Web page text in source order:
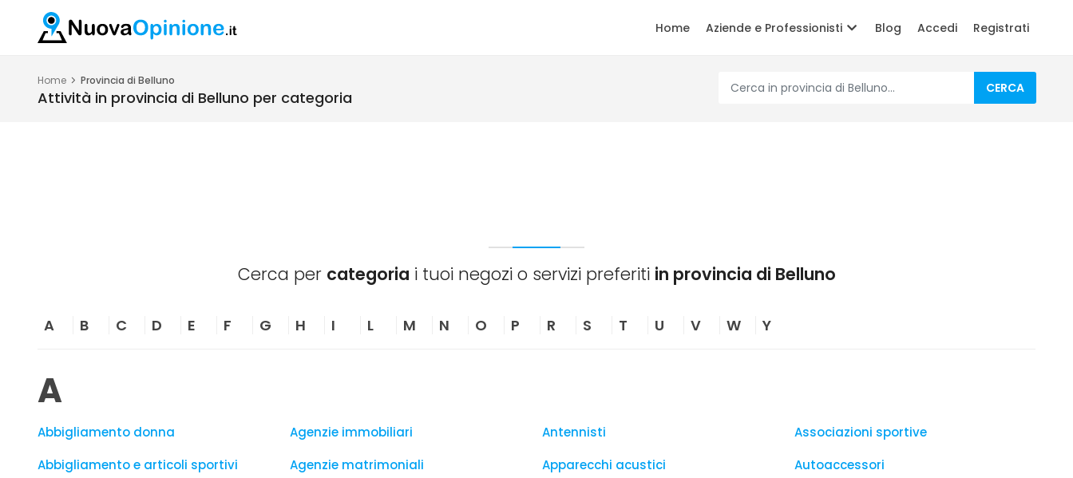
Home Aziende e Professionisti Blog Accedi Registrati
Home Provincia di Belluno
Attività in provincia di Belluno per categoria
CERCA
Cerca per categoria i tuoi negozi o servizi preferiti in provincia di Belluno
A B C D E F G H I L M N O P R S T U V W Y
A
Abbigliamento donna
Abbigliamento e articoli sportivi
Agenzie immobiliari
Agenzie matrimoniali
Antennisti
Apparecchi acustici
Associazioni sportive
Autoaccessori